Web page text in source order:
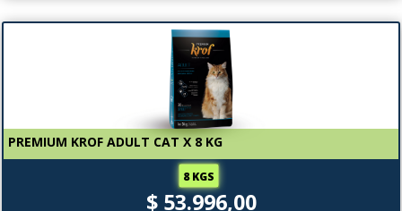
PREMIUM KROF ADULT CAT X 8 KG
8 KGS
$ 53.996,00